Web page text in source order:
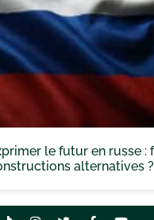
le futur en russe :
alternatives ?